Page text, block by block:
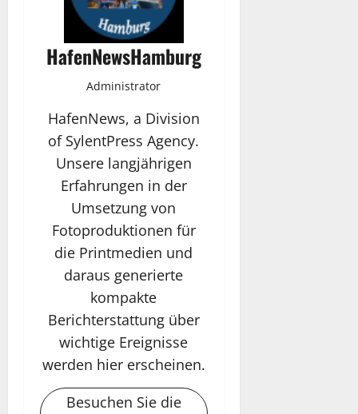
HafenNewsHamburg
Administrator
HafenNews, a Division
of SylentPress Agency.
Unsere langjährigen
Erfahrungen in der
Umsetzung von
Fotoproduktionen für
die Printmedien und
daraus generierte
kompakte
Berichterstattung über
wichtige Ereignisse
werden hier erscheinen.
Besuchen Sie die